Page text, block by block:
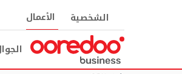
الشخصية الأعمال